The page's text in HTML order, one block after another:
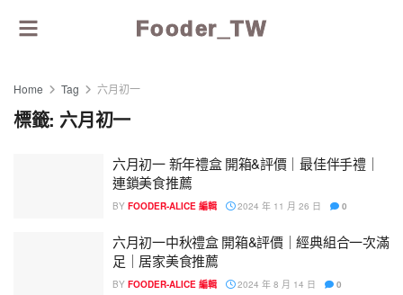
Fooder_TW
Home Tag 六月初一
標籤: 六月初一
六月初一 新年禮盒 開箱&評價｜最佳伴手禮｜
連鎖美食推薦
BY FOODER-ALICE 編輯 2024 年 11 月 26 日 0
六月初一中秋禮盒 開箱&評價｜經典組合一次滿
足｜居家美食推薦
BY FOODER-ALICE 編輯 2024 年 8 月 14 日 0